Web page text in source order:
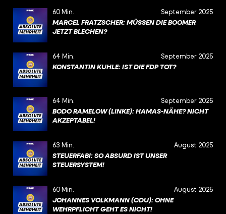
60 Min. September 2025
MARCEL FRATZSCHER: MÜSSEN DIE BOOMER
JETZT BLECHEN?
64 Min. September 2025
KONSTANTIN KUHLE: IST DIE FDP TOT?
64 Min. September 2025
BODO RAMELOW (LINKE): HAMAS-NÄHE? NICHT
AKZEPTABEL!
63 Min. August 2025
STEUERFABI: SO ABSURD IST UNSER
STEUERSYSTEM!
60 Min. August 2025
JOHANNES VOLKMANN (CDU): OHNE
WEHRPFLICHT GEHT ES NICHT!